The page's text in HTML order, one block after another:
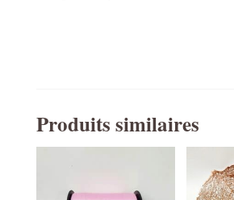
Produits similaires